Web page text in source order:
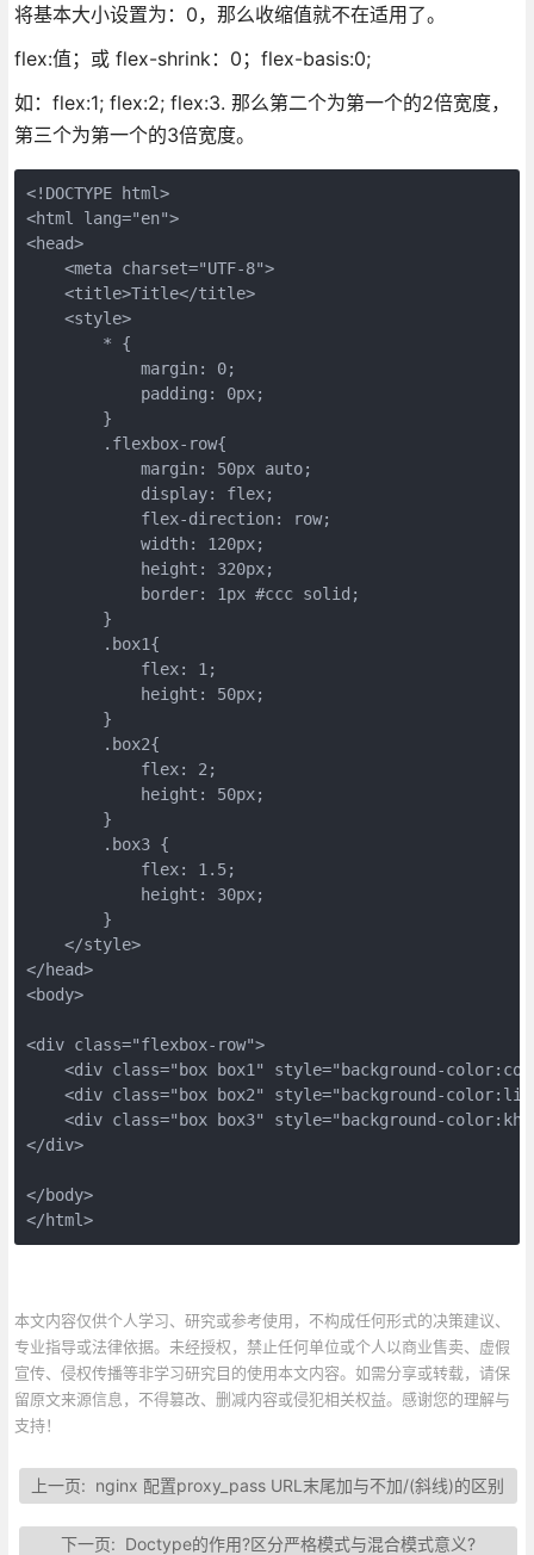
将基本大小设置为：0，那么收缩值就不在适用了。
flex:值；或 flex-shrink：0；flex-basis:0;
如：flex:1; flex:2; flex:3. 那么第二个为第一个的2倍宽度，
第三个为第一个的3倍宽度。
<!DOCTYPE html>
<html lang="en">
<head>
    <meta charset="UTF-8">
    <title>Title</title>
    <style>
        * {
            margin: 0;
            padding: 0px;
        }
        .flexbox-row{
            margin: 50px auto;
            display: flex;
            flex-direction: row;
            width: 120px;
            height: 320px;
            border: 1px #ccc solid;
        }
        .box1{
            flex: 1;
            height: 50px;
        }
        .box2{
            flex: 2;
            height: 50px;
        }
        .box3 {
            flex: 1.5;
            height: 30px;
        }
    </style>
</head>
<body>
<div class="flexbox-row">
<div class="box box1" style="background-
<div class="box box2" style="background-
<div class="box box3" style="background-
</div>
</body>
</html>
本文内容仅供个人学习、研究或参考使用，不构成任何形式的决策建议、
专业指导或法律依据。未经授权，禁止任何单位或个人以商业售卖、虚假
宣传、侵权传播等非学习研究目的使用本文内容。如需分享或转载，请保
留原文来源信息，不得篡改、删减内容或侵犯相关权益。感谢您的理解与
支持！
上一页: nginx 配置proxy_pass URL末尾加与不加/(斜线)的区别
下一页: Doctype的作用?区分严格模式与混合模式意义?